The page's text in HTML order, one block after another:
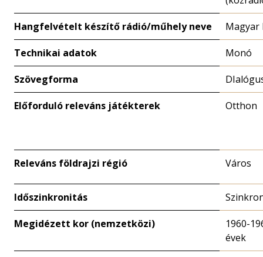
Hangfelvételt készítő rádió/műhely neve Magyar
Technikai adatok Monó
Szövegforma
Előforduló releváns játékterek Otthon
Releváns földrajzi régió Város
Időszinkronitás
Megidézett kor (nemzetközi)
1960-
évek